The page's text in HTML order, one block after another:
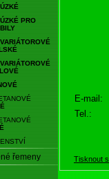
ÚZKÉ
ÚZKÉ PRO
VARIÁTOROVÉ
VARIÁTOROVÉ
řemeny
E-mail:
Tel.:
Tisknout